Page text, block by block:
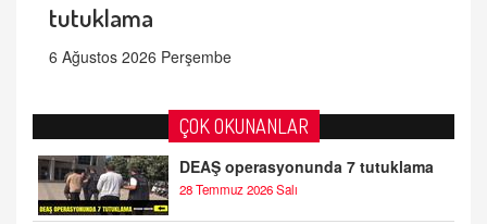
tutuklama
6 Ağustos 2026 Perşembe
ÇOK OKUNANLAR
DEAŞ operasyonunda 7 tutuklama
28 Temmuz 2026 Salı